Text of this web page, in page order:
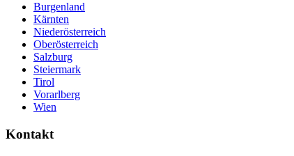
Burgenland
Kärnten
Niederösterreich
Oberösterreich
Salzburg
Steiermark
Tirol
Vorarlberg
Wien
Kontakt